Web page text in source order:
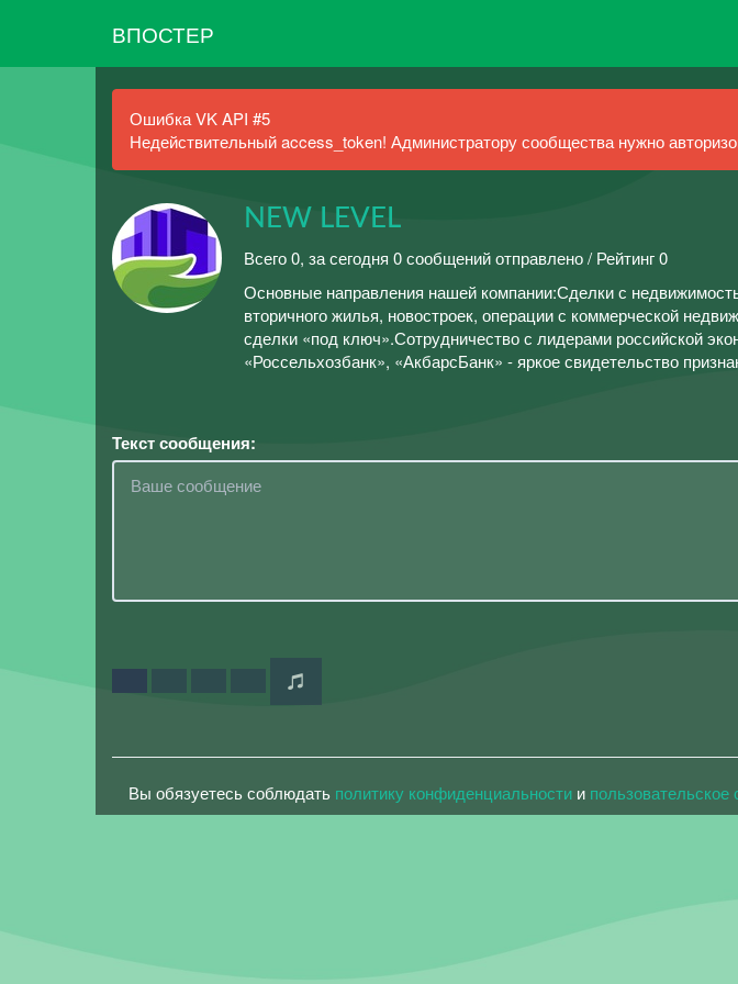
ВПОСТЕР
Ошибка VK API #5
Недействительный access_token! Администратору сообщества нужно
NEW LEVEL
Всего 0, за сегодня 0 сообщений отправлено / Рейтинг 0
Основные направления нашей компании:Сделки с
вторичного жилья, новостроек, операции с коммерческой
сделки «под ключ».Сотрудничество с лидерами российской
«Россельхозбанк», «АкбарсБанк» - яркое свидетельство
Текст сообщения:
Вы обязуетесь соблюдать политику конфиденциальности и пользовательское